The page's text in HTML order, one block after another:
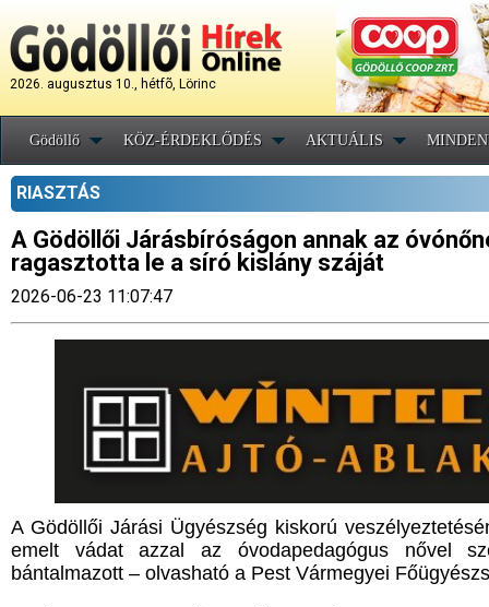
2026. augusztus 10., hétfõ, Lörinc
Gödöllő KÖZ-ÉRDEKLŐDÉS AKTUÁLIS
RIASZTÁS
A Gödöllői Járásbíróságon annak az
ragasztotta le a síró kislány száját
2026-06-23 11:07:47
A Gödöllői Járási Ügyészség kiskorú
emelt vádat azzal az óvodapedagógus nővel
bántalmazott – olvasható a Pest Vármegyei